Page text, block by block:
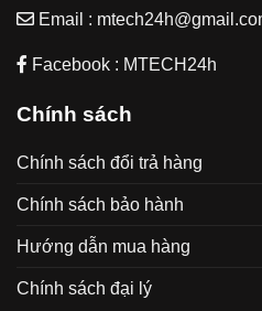
Email :
Facebook : MTECH24h
Chính sách
Chính sách đổi trả hàng
Chính sách bảo hành
Hướng dẫn mua hàng
Chính sách đại lý